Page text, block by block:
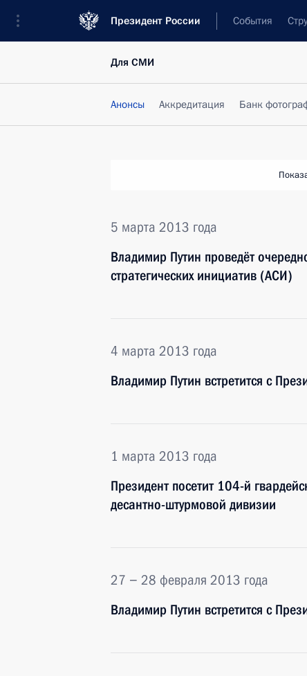
Президент России События
Для СМИ
Анонсы Аккредитация Банк
5 марта 2013 года
Владимир Путин проведёт
стратегических инициатив (АСИ)
4 марта 2013 года
Владимир Путин встретится с
1 марта 2013 года
Президент посетит 104-й
десантно-штурмовой дивизии
27 − 28 февраля 2013 года
Владимир Путин встретится с